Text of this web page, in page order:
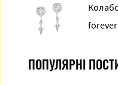
ПОПУЛЯРНІ